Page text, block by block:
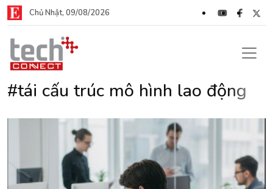
Chủ Nhật, 09/08/2026
#tái cấu trúc mô hình lao động